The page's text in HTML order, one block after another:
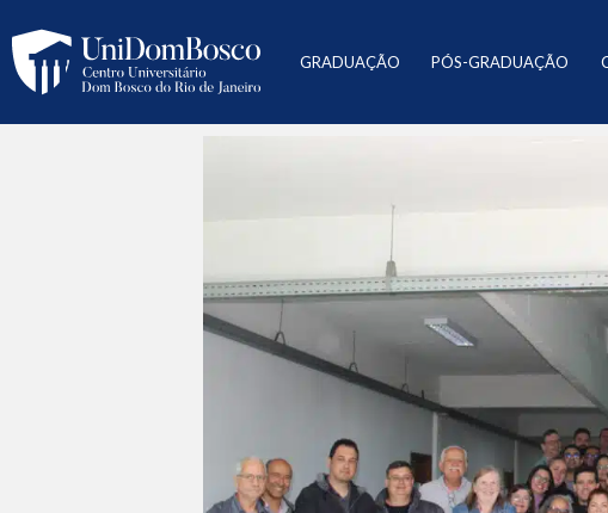
GRADUAÇÃO PÓS-GRADUAÇÃO